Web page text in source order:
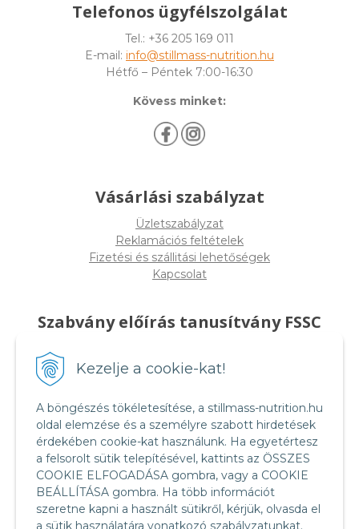
Kezelje a cookie-kat!
A böngészés tökéletesítése, a stillmass-nutrition.hu
oldal elemzése és a személyre szabott hirdetések
érdekében cookie-kat használunk. Ha egyetértesz
a felsorolt sütik telepítésével, kattints az ÖSSZES
COOKIE ELFOGADÁSA gombra, vagy a COOKIE
BEÁLLÍTÁSA gombra. Ha több információt
szeretne kapni a használt sütikről, kérjük, olvasda el
a sütik használatára vonatkozó szabályzatunkat.
Telefonos ügyfélszolgálat
Tel.: +36 205 169 011
E-mail: info@stillmass-nutrition.hu
Hétfő – Péntek 7:00-16:30
Kövess minket:
Vásárlási szabályzat
Üzletszabályzat
Reklamációs feltételek
Fizetési és szállitási lehetőségek
Kapcsolat
Szabvány előírás tanusítvány FSSC